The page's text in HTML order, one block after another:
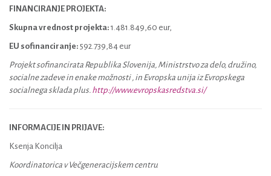
FINANCIRANJE PROJEKTA:
Skupna vrednost projekta: 1.481.849,60 eur,
EU sofinanciranje: 592.739,84 eur
Projekt sofinancirata Republika Slovenija, Ministrstvo za delo, družino,
socialne zadeve in enake možnosti , in Evropska unija iz Evropskega
socialnega sklada plus. http://www.evropskasredstva.si/
INFORMACIJE IN PRIJAVE:
Ksenja Koncilja
Koordinatorica v Večgeneracijskem centru